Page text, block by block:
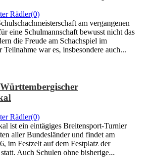
Rädler(0)
am vergangenen
eine Schulmannschaft bewusst nicht das
die Freude am Schachspiel im
war es, insbesondere auch...
Rädler(0)
ist ein eintägiges Breitensport-Turnier
aller Bundesländer und findet am
im Festzelt auf dem Festplatz der
Auch Schulen ohne bisherige...